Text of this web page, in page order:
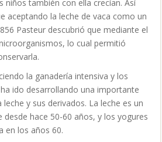
y en los que no toman empieza a
el hábito.
han tenido incluida la
como los masais y los mongoles,
de salud equiparables a los
a la leche es lógico, ya que
los nuestros no tienen
ver, ellos sí que la han tomado toda
leche que consumen además de ser